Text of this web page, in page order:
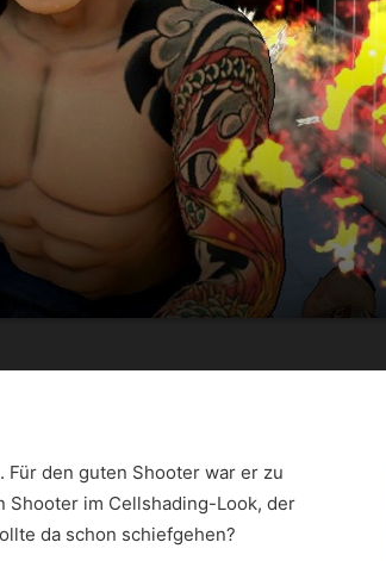
den guten Shooter war er zu
Shooter im Cellshading-Look, der
da schon schiefgehen?